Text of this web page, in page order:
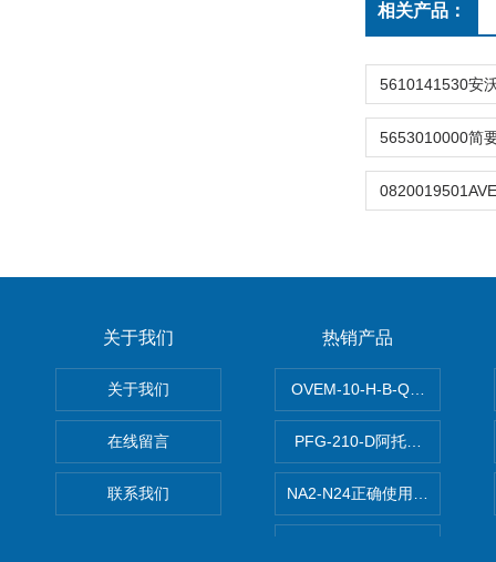
相关产品：
关于我们
关于我们
在线留言
联系我们
热销产品
OVEM-10-H-B-QO-CE-N-2P
PFG-210-D阿托斯ATOS电
NA2-N24正确使用松下安全光